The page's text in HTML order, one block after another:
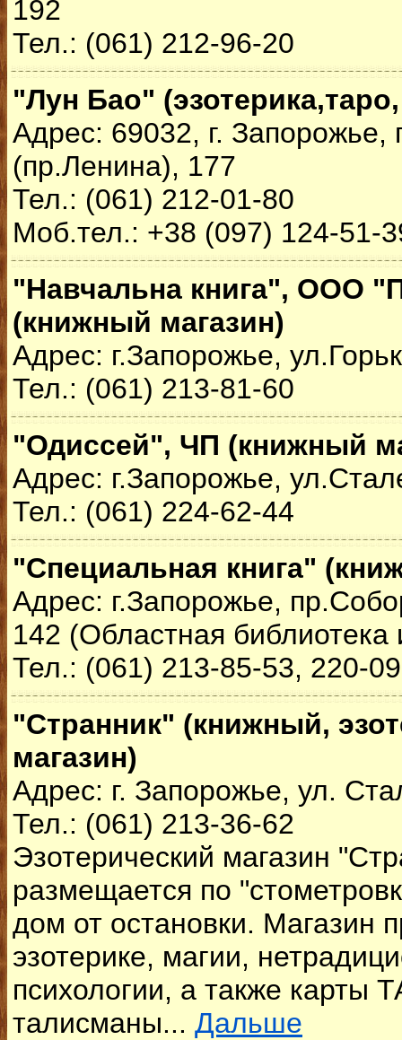
192
Тел.: (061) 212-96-20
"Лун Бао"
Адрес: 69032, г.
(пр.Ленина), 177
Тел.: (061) 212-01-80
Моб.тел.: +38 (097) 124-51-
"Навчальна книга", ООО
(книжный магазин)
Адрес: г.Запорожье,
Тел.: (061) 213-81-60
"Одиссей", ЧП (книжный
Адрес: г.Запорожье,
Тел.: (061) 224-62-44
"Специальная книга"
Адрес: г.Запорожье,
142 (Областная библиотека
Тел.: (061) 213-85-53, 220-
"Странник" (книжный,
магазин)
Адрес: г. Запорожье, ул.
Тел.: (061) 213-36-62
Эзотерический магазин
размещается по
дом от остановки. Магазин
эзотерике, магии,
психологии, а также карты
талисманы... Дальше